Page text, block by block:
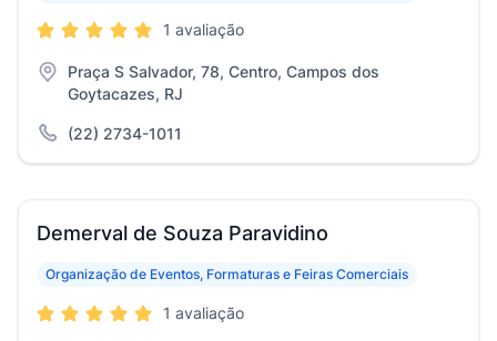
1 avaliação
Praça S Salvador, 78, Centro, Campos dos
Goytacazes, RJ
(22) 2734-1011
Demerval de Souza Paravidino
Organização de Eventos, Formaturas e Feiras Comerciais
1 avaliação